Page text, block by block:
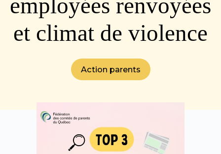
employées renvoyées
et climat de violence
Action parents